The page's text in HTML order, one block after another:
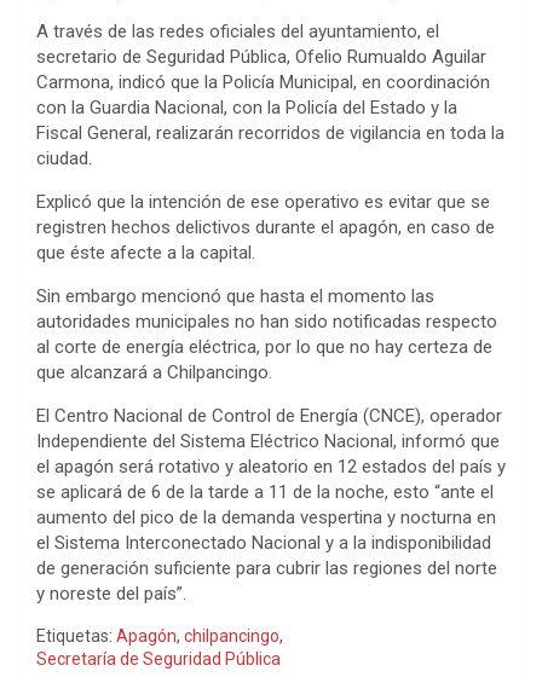
A través de las redes oficiales del ayuntamiento, el
secretario de Seguridad Pública, Ofelio Rumualdo Aguilar
Carmona, indicó que la Policía Municipal, en coordinación
con la Guardia Nacional, con la Policía del Estado y la
Fiscal General, realizarán recorridos de vigilancia en toda la
ciudad.
Explicó que la intención de ese operativo es evitar que se
registren hechos delictivos durante el apagón, en caso de
que éste afecte a la capital.
Sin embargo mencionó que hasta el momento las
autoridades municipales no han sido notificadas respecto
al corte de energía eléctrica, por lo que no hay certeza de
que alcanzará a Chilpancingo.
El Centro Nacional de Control de Energía (CNCE), operador
Independiente del Sistema Eléctrico Nacional, informó que
el apagón será rotativo y aleatorio en 12 estados del país y
se aplicará de 6 de la tarde a 11 de la noche, esto “ante el
aumento del pico de la demanda vespertina y nocturna en
el Sistema Interconectado Nacional y a la indisponibilidad
de generación suficiente para cubrir las regiones del norte
y noreste del país”.
Etiquetas: Apagón, chilpancingo,
Secretaría de Seguridad Pública